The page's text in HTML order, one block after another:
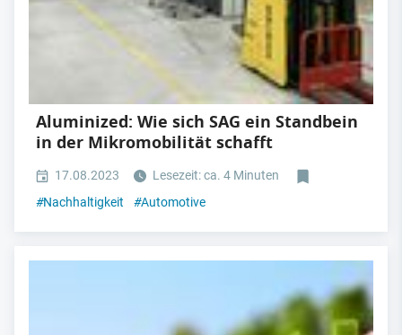
Aluminized: Wie sich SAG ein Standbein
in der Mikromobilität schafft
17.08.2023
Lesezeit: ca. 4 Minuten
#Nachhaltigkeit #Automotive